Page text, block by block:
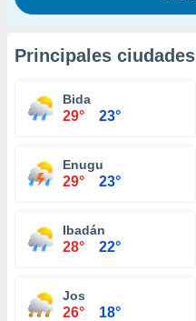
Principales ciudades
Bida
29° 23°
Enugu
29° 23°
Ibadán
28° 22°
Jos
26° 18°